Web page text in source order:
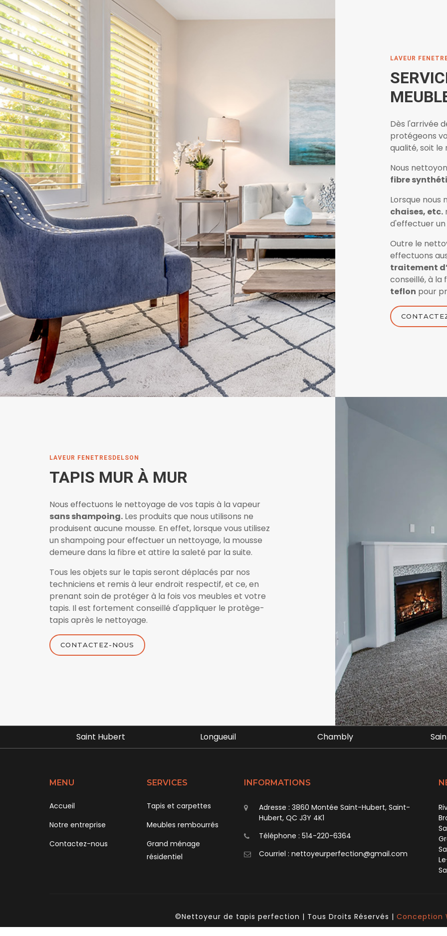
LAVEUR
Dès l'arrivée
protégeons
qualité, soit
Nous
fibre
Lorsque nous
chaises, etc.
d'effectuer
Outre le
effectuons
traitement
conseillé, à
teflon pour
LAVEUR FENETRESDELSON
TAPIS MUR À MUR
Nous effectuons le nettoyage de vos tapis à la vapeur
sans shampoing. Les produits que nous utilisons ne
produisent aucune mousse. En effet, lorsque vous utilisez
un shampoing pour effectuer un nettoyage, la mousse
demeure dans la fibre et attire la saleté par la suite.
Tous les objets sur le tapis seront déplacés par nos
techniciens et remis à leur endroit respectif, et ce, en
prenant soin de protéger à la fois vos meubles et votre
tapis. Il est fortement conseillé d'appliquer le protège-
tapis après le nettoyage.
CONTACTEZ-NOUS
Longueuil Chambly Saint Bruno
MENU
Accueil
Notre entreprise
Contactez-nous
SERVICES
Tapis et carpettes
Meubles rembourrés
Grand ménage
résidentiel
INFORMATIONS
Adresse : 3860 Montée Saint-Hubert, Saint-
Hubert, QC J3Y 4K1
Téléphone : 514-220-6364
Courriel : nettoyeurperfection@gmail.com
©Nettoyeur de tapis perfection | Tous Droits Réservés | Conception